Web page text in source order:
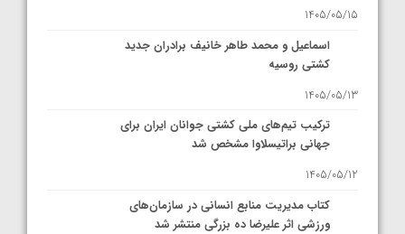
1405/05/15
اسماعیل و محمد طاهر خانیف برادران جدید
کشتی روسیه
1405/05/13
ترکیب تیم‌های ملی کشتی جوانان ایران برای
جهانی براتیسلاوا مشخص شد
1405/05/12
کتاب مدیریت منابع انسانی در سازمان‌های
ورزشی اثر علیرضا ده بزرگی منتشر شد